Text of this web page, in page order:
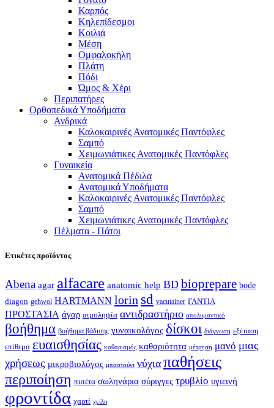
Καρπός
Κηλεπίδεσμοι
Κοιλιά
Μέση
Ομφαλοκήλη
Πλάτη
Πόδι
Ώμος & Χέρι
Περιπατήρες
Ορθοπεδικά Υποδήματα
Ανδρικά
Καλοκαιρινές Ανατομικές Παντόφλες
Σαμπό
Χειμωνιάτικες Ανατομικές Παντόφλες
Γυναικεία
Ανατομικά Πέδιλα
Ανατομικά Υποδήματα
Καλοκαιρινές Ανατομικές Παντόφλες
Σαμπό
Χειμωνιάτικες Ανατομικές Παντόφλες
Πέλματα - Πάτοι
Ετικέτες προϊόντος
Abena agar alfacare anatomic help BD bioprepare bode
diagon gehwol HARTMANN lorin sd vacutainer ΓΑΝΤΙΑ
ΠΡΟΣΤΑΣΙΑ άγαρ αιμοληψία αντιδραστήριο απολυμαντικό
βοήθημα βοήθημα βάδισης γυναικολόγος δίσκοι διάγνωση εξέταση
επίθεμα ευαισθησίας καθαρισμός καθαριότητα μέτρηση μανό μιας
χρήσεως μικροβιολόγος μπαστούνι νύχια παθήσεις
περιποίηση πιπέτα σωληνάρια σύριγγες τρυβλίο υγιεινή
φροντίδα χαρτί χείλη